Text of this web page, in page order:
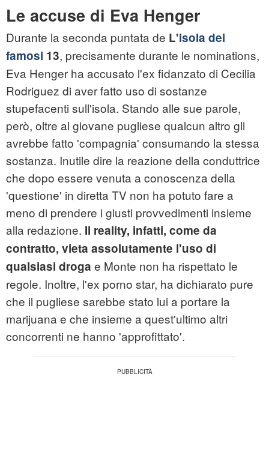
Le accuse di Eva Henger
Durante la seconda puntata de L'isola dei
famosi 13, precisamente durante le nominations,
Eva Henger ha accusato l'ex fidanzato di Cecilia
Rodriguez di aver fatto uso di sostanze
stupefacenti sull'isola. Stando alle sue parole,
però, oltre al giovane pugliese qualcun altro gli
avrebbe fatto 'compagnia' consumando la stessa
sostanza. Inutile dire la reazione della conduttrice
che dopo essere venuta a conoscenza della
'questione' in diretta TV non ha potuto fare a
meno di prendere i giusti provvedimenti insieme
alla redazione. Il reality, infatti, come da
contratto, vieta assolutamente l'uso di
qualsiasi droga e Monte non ha rispettato le
regole. Inoltre, l'ex porno star, ha dichiarato pure
che il pugliese sarebbe stato lui a portare la
marijuana e che insieme a quest'ultimo altri
concorrenti ne hanno 'approfittato'.